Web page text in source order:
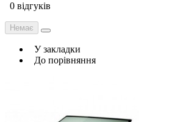
0 відгуків
Немає
У закладки
До порівняння